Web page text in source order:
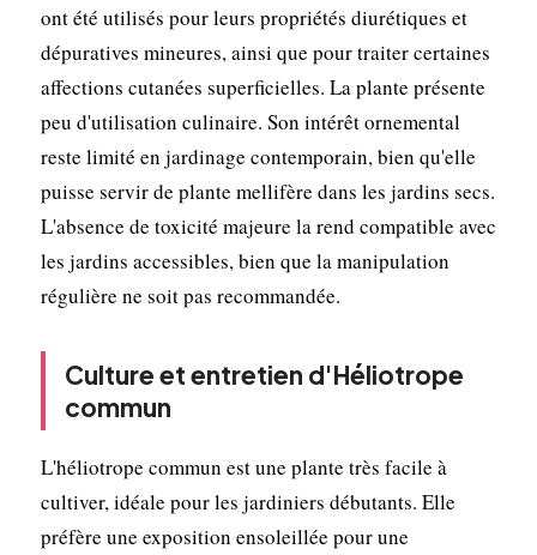
ont été utilisés pour leurs propriétés diurétiques et
dépuratives mineures, ainsi que pour traiter certaines
affections cutanées superficielles. La plante présente
peu d'utilisation culinaire. Son intérêt ornemental
reste limité en jardinage contemporain, bien qu'elle
puisse servir de plante mellifère dans les jardins secs.
L'absence de toxicité majeure la rend compatible avec
les jardins accessibles, bien que la manipulation
régulière ne soit pas recommandée.
Culture et entretien d'Héliotrope
commun
L'héliotrope commun est une plante très facile à
cultiver, idéale pour les jardiniers débutants. Elle
préfère une exposition ensoleillée pour une